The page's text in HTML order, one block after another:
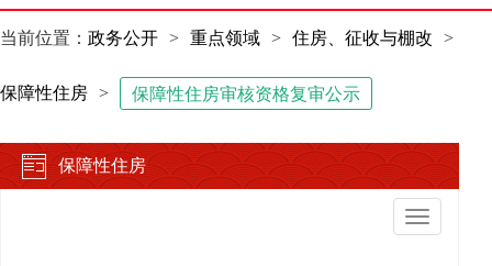
当前位置： 政务公开 > 重点领域 > 住房、征收与棚改 >
保障性住房 > 保障性住房审核资格复审公示
保障性住房
切
换